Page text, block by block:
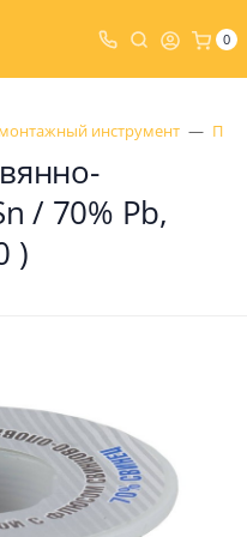
0
инструмент
/ 70% Pb,
)